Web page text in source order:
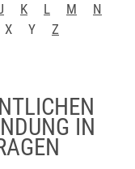
K L M
N
X Y Z
IN